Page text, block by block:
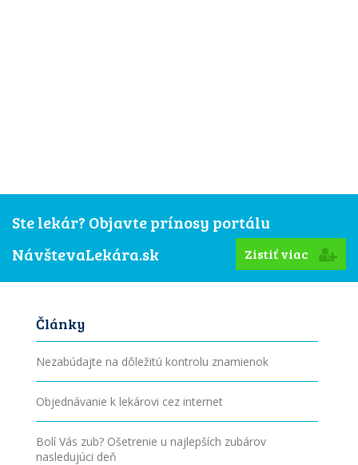
Ste lekár? Objavte prínosy portálu
NávštevaLekára.sk
Zistiť viac
Články
Nezabúdajte na dôležitú kontrolu znamienok
Objednávanie k lekárovi cez internet
Bolí Vás zub? Ošetrenie u najlepších zubárov
nasledujúci deň